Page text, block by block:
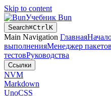
Skip to content
Учебник Bun
Search⌘CtrlK
Main Navigation Главная
выполненияМенеджер пакетов
тестовРуководства
Ссылки
NVM
Markdown
UnoCSS